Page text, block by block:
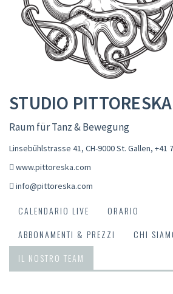
STUDIO PITTORESKA
Raum für Tanz & Bewegung
Linsebühlstrasse 41, CH-9000 St. Gallen, +41
www.pittoreska.com
info@pittoreska.com
CALENDARIO LIVE
ORARIO
ABBONAMENTI & PREZZI
CHI
IL NOSTRO TEAM